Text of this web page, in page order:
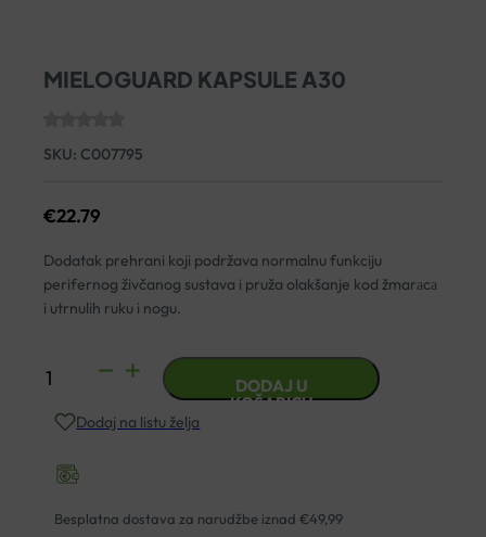
MIELOGUARD KAPSULE A30
SKU: C007795
€22.79
Dodatak prehrani koji podržava normalnu funkciju
perifernog živčanog sustava i pruža olakšanje kod žmarаcа
i utrnulih ruku i nogu.
MIELOGUARD
A30
DODAJ U
KOŠARICU
Dodaj na listu želja
Besplatna dostava za narudžbe iznad €49,99